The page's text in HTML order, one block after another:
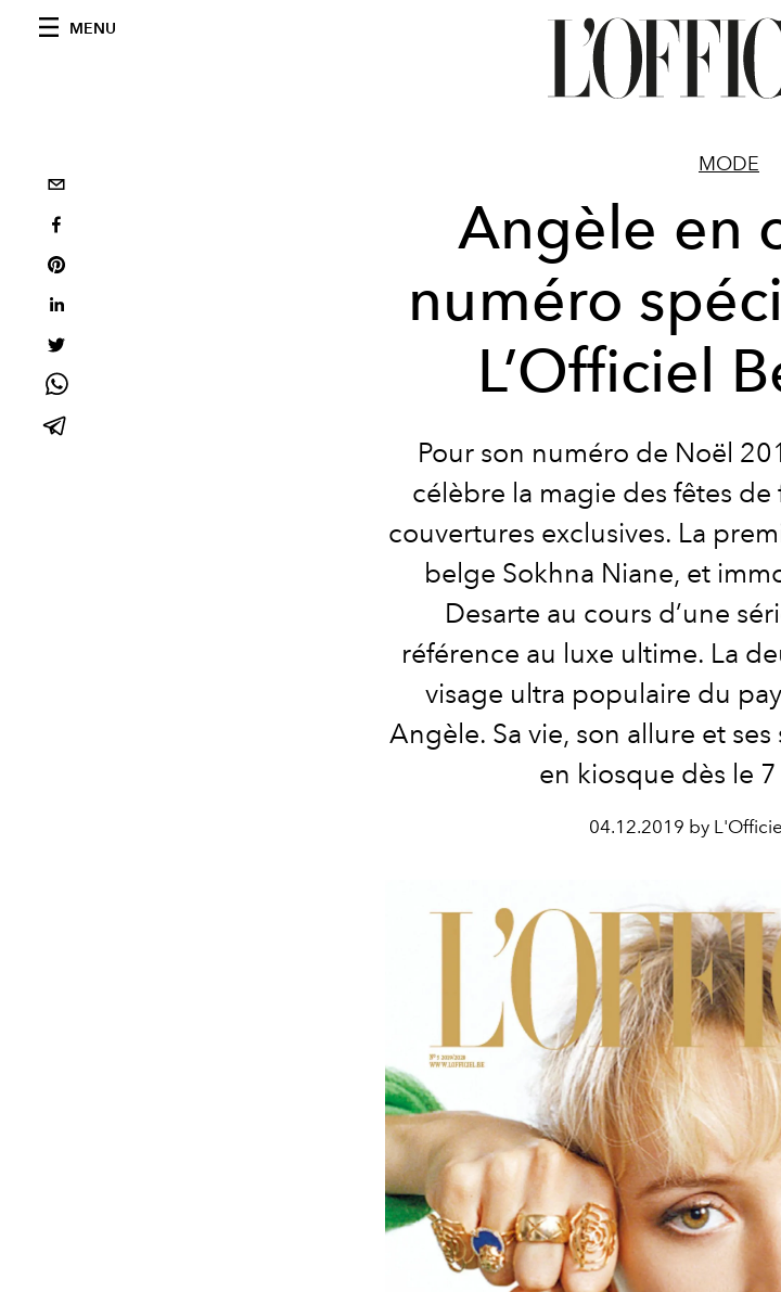
MENU
MODE
Angèle en
numéro
L’Officiel
Pour son numéro de Noël
célèbre la magie des fêtes de
couvertures exclusives. La
belge Sokhna Niane, et
Desarte au cours d’une
référence au luxe ultime. La
visage ultra populaire du
Angèle. Sa vie, son allure et
en kiosque dès le
04.12.2019 by